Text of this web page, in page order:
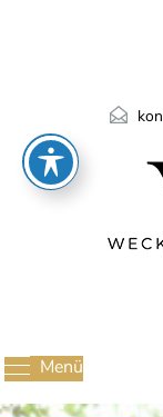
Menü